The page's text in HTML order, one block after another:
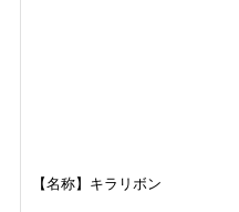
【名称】キラリボン